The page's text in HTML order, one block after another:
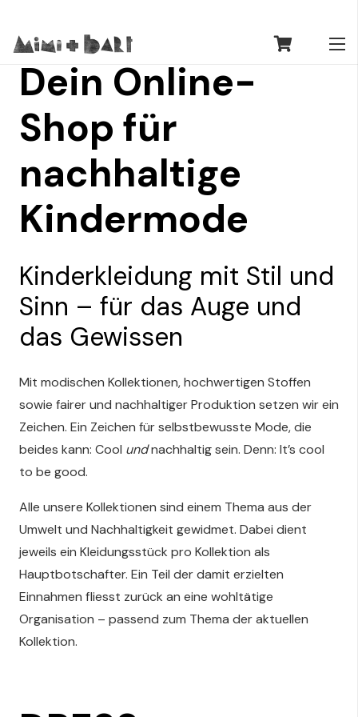
Dein Online-
Shop für
nachhaltige
Kindermode
Kinderkleidung mit Stil und
Sinn – für das Auge und
das Gewissen
Mit modischen Kollektionen, hochwertigen Stoffen
sowie fairer und nachhaltiger Produktion setzen wir ein
Zeichen. Ein Zeichen für selbstbewusste Mode, die
beides kann: Cool undnachhaltig sein. Denn: It’s cool
to be good.
Alle unsere Kollektionen sind einem Thema aus der
Umwelt und Nachhaltigkeit gewidmet. Dabei dient
jeweils ein Kleidungsstück pro Kollektion als
Hauptbotschafter. Ein Teil der damit erzielten
Einnahmen fliesst zurück an eine wohltätige
Organisation – passend zum Thema der aktuellen
Kollektion.